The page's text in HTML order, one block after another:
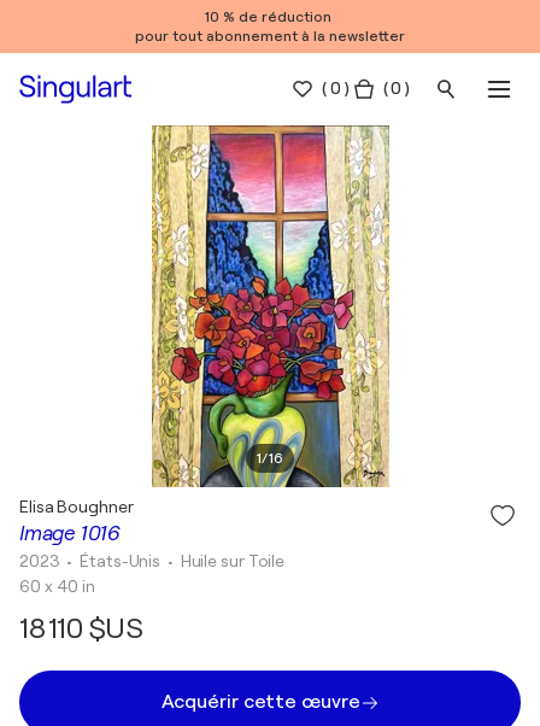
10 % de réduction
pour tout abonnement à la newsletter
(0 ) ( 0 )
1/16
Image 1016
Elisa Boughner
2023 • États-Unis • Huile sur Toile
60 x 40 in
18 110 $US
Acquérir cette œuvre